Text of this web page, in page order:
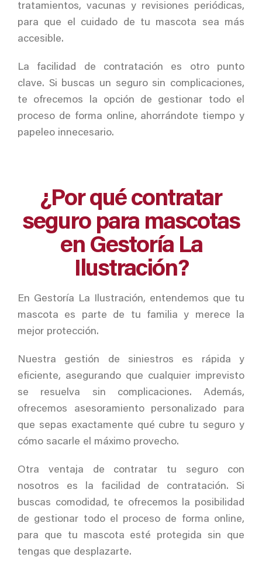
tratamientos, vacunas y revisiones periódicas,
para que el cuidado de tu mascota sea más
accesible.
La facilidad de contratación es otro punto
clave. Si buscas un seguro sin complicaciones,
te ofrecemos la opción de gestionar todo el
proceso de forma online, ahorrándote tiempo y
papeleo innecesario.
¿Por qué contratar
seguro para mascotas
en Gestoría La
Ilustración?
En Gestoría La Ilustración, entendemos que tu
mascota es parte de tu familia y merece la
mejor protección.
Nuestra gestión de siniestros es rápida y
eficiente, asegurando que cualquier imprevisto
se resuelva sin complicaciones. Además,
ofrecemos asesoramiento personalizado para
que sepas exactamente qué cubre tu seguro y
cómo sacarle el máximo provecho.
Otra ventaja de contratar tu seguro con
nosotros es la facilidad de contratación. Si
buscas comodidad, te ofrecemos la posibilidad
de gestionar todo el proceso de forma online,
para que tu mascota esté protegida sin que
tengas que desplazarte.